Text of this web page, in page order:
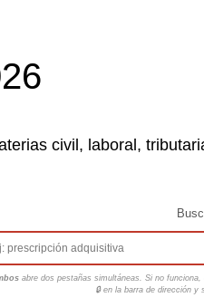
civil, laboral,
abre dos pestañas simultáneas. Si no
🔒 en la barra de dirección y